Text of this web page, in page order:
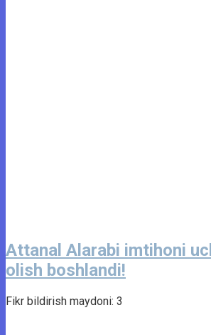
Attanal Alarabi imtihoni
olish boshlandi!
Fikr bildirish maydoni: 3